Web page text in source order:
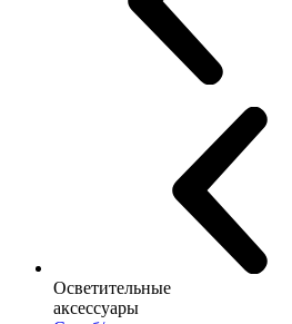
Осветительные
аксессуары